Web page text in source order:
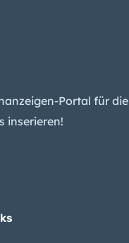
Forscher
Ausbruch